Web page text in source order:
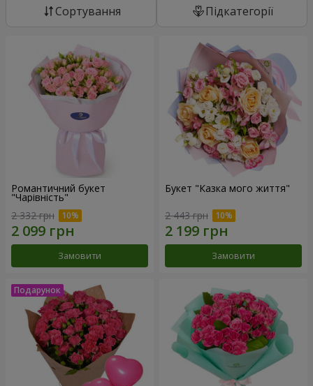
Сортування Підкатегорії
Романтичний букет
"Чарівність"
2 332 грн
Замовити
Букет "Казка мого життя"
2 443 грн
Замовити